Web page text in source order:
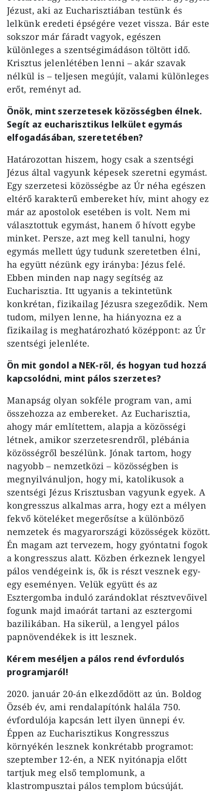
Jézust, aki az Eucharisztiában testünk és
lelkünk eredeti épségére vezet vissza. Bár este
sokszor már fáradt vagyok, egészen
különleges a szentségimádáson töltött idő.
Krisztus jelenlétében lenni – akár szavak
nélkül is – teljesen megújít, valami különleges
erőt, reményt ad.
Önök, mint szerzetesek közösségben élnek.
Segít az eucharisztikus lelkület egymás
elfogadásában, szeretetében?
Határozottan hiszem, hogy csak a szentségi
Jézus által vagyunk képesek szeretni egymást.
Egy szerzetesi közösségbe az Úr néha egészen
eltérő karakterű embereket hív, mint ahogy ez
már az apostolok esetében is volt. Nem mi
választottuk egymást, hanem ő hívott egybe
minket. Persze, azt meg kell tanulni, hogy
egymás mellett úgy tudunk szeretetben élni,
ha együtt nézünk egy irányba: Jézus felé.
Ebben minden nap nagy segítség az
Eucharisztia. Itt ugyanis a tekintetünk
konkrétan, fizikailag Jézusra szegeződik. Nem
tudom, milyen lenne, ha hiányozna ez a
fizikailag is meghatározható középpont: az Úr
szentségi jelenléte.
Ön mit gondol a NEK-ről, és hogyan tud hozzá
kapcsolódni, mint pálos szerzetes?
Manapság olyan sokféle program van, ami
összehozza az embereket. Az Eucharisztia,
ahogy már említettem, alapja a közösségi
létnek, amikor szerzetesrendről, plébánia
közösségről beszélünk. Jónak tartom, hogy
nagyobb – nemzetközi – közösségben is
megnyilvánuljon, hogy mi, katolikusok a
szentségi Jézus Krisztusban vagyunk egyek. A
kongresszus alkalmas arra, hogy ezt a mélyen
fekvő köteléket megerősítse a különböző
nemzetek és magyarországi közösségek között.
Én magam azt tervezem, hogy gyóntatni fogok
a kongresszus alatt. Közben érkeznek lengyel
pálos vendégeink is, ők is részt vesznek egy-
egy eseményen. Velük együtt és az
Esztergomba induló zarándoklat résztvevőivel
fogunk majd imaórát tartani az esztergomi
bazilikában. Ha sikerül, a lengyel pálos
papnövendékek is itt lesznek.
Kérem meséljen a pálos rend évfordulós
programjaról!
2020. január 20-án elkezdődött az ún. Boldog
Özséb év, ami rendalapítónk halála 750.
évfordulója kapcsán lett ilyen ünnepi év.
Éppen az Eucharisztikus Kongresszus
környékén lesznek konkrétabb programot:
szeptember 12-én, a NEK nyitónapja előtt
tartjuk meg első templomunk, a
klastrompusztai pálos templom búcsúját.